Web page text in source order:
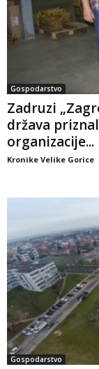
Gospodarstvo
Zadruzi
država
organizacije...
Kronike Velike Gorice
Gospodarstvo